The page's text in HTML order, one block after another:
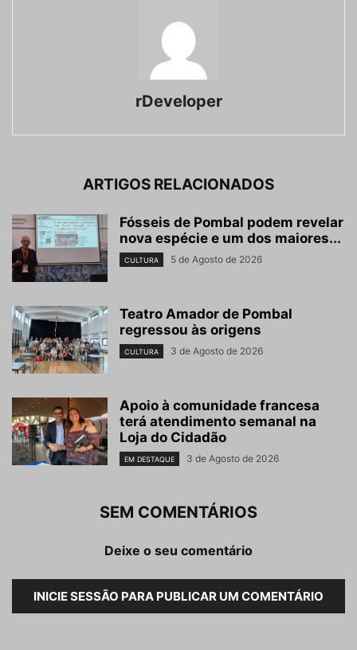
rDeveloper
ARTIGOS RELACIONADOS
Fósseis de Pombal podem revelar
nova espécie e um dos maiores...
CULTURA 5 de Agosto de 2026
Teatro Amador de Pombal
regressou às origens
CULTURA 3 de Agosto de 2026
Apoio à comunidade francesa
terá atendimento semanal na
Loja do Cidadão
EM DESTAQUE 3 de Agosto de 2026
SEM COMENTÁRIOS
Deixe o seu comentário
INICIE SESSÃO PARA PUBLICAR UM COMENTÁRIO